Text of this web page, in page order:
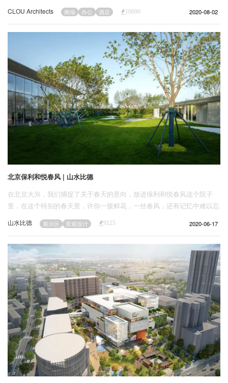
过程中重要的一环。尖角部位的楼板每跨两层形成一个视野绝佳的高空观
景台，同时也是室外休息区，柯路视室外办公空间为办公文化革新的下一
CLOU Architects 商场 办公 酒店 10690 2020-08-02
北京保利和悦春风 | 山水比德
在北京大兴，我们捕捉了关于春天的意向，放进保利和悦春风这个院子
里，在这个特别的春天里，许你一簇鲜花，一丝春风，还有记忆中难以忘
却的一抹暖阳。
山水比德 展示区 景观设计 9125 2020-06-17